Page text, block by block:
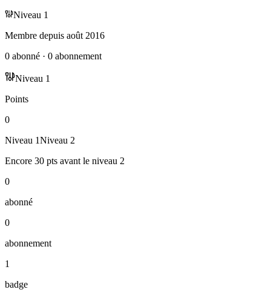
Niveau 1
Membre depuis août 2016
0 abonné · 0 abonnement
Niveau 1
Points
0
Niveau 1Niveau 2
Encore 30 pts avant le niveau 2
0
abonné
0
abonnement
1
badge